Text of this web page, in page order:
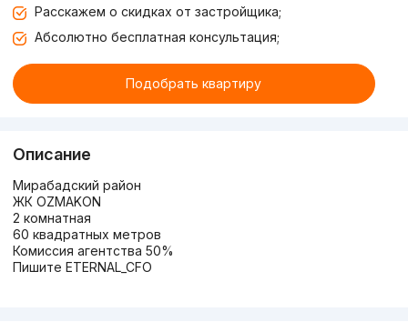
Расскажем о скидках от застройщика;
Абсолютно бесплатная консультация;
Подобрать квартиру
Описание
Мирабадский район
ЖК OZMAKON
2 комнатная
60 квадратных метров
Комиссия агентства 50%
Пишите ETERNAL_CFO